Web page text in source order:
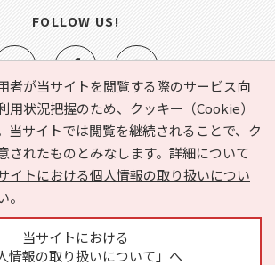
者が当サイトを閲覧する際のサービス向
用状況把握のため、クッキー（Cookie）
当サイトでは閲覧を継続されることで、ク
されたものとみなします。詳細について
イトにおける個人情報の取り扱いについ
当サイトにおける
情報の取り扱いについて」へ
ビタ）とは？ お気に入り
ヘルプ
人情報の取り扱いについて
運営会社
広告掲載に関するお問い合わせ
FOLLOW US!